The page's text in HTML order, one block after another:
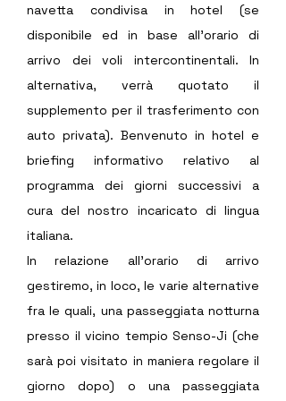
navetta condivisa in hotel (se
disponibile ed in base all’orario di
arrivo dei voli intercontinentali. In
alternativa, verrà quotato il
supplemento per il trasferimento con
auto privata). Benvenuto in hotel e
briefing informativo relativo al
programma dei giorni successivi a
cura del nostro incaricato di lingua
italiana.
In relazione all'orario di arrivo
gestiremo, in loco, le varie alternative
fra le quali, una passeggiata notturna
presso il vicino tempio Senso-Ji (che
sarà poi visitato in maniera regolare il
giorno dopo) o una passeggiata